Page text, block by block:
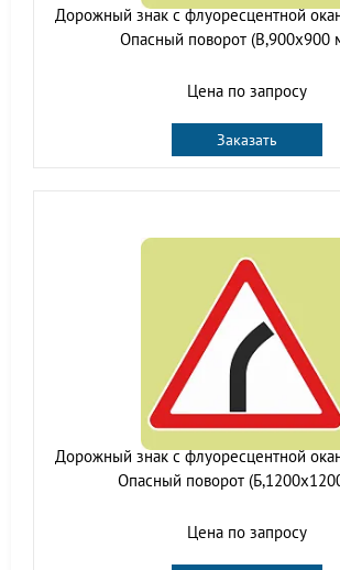
Дорожный знак с флуоресцентной
Опасный поворот (В,900x900
Цена по запросу
Заказать
Дорожный знак с флуоресцентной
Опасный поворот
Цена по запросу